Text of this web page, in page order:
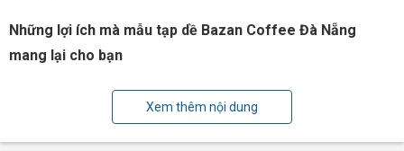
Những lợi ích mà mẫu tạp dề Bazan Coffee Đà Nẵng
mang lại cho bạn
Mẫu tạp dề Bazan Coffee Đà Nẵng với thiết kế tương đối
đơn giản, kiểu dài, vớ hình in không cầu kỳ nhưng đủ để gây
ấn tượng với người nhìn.
Xem thêm nội dung